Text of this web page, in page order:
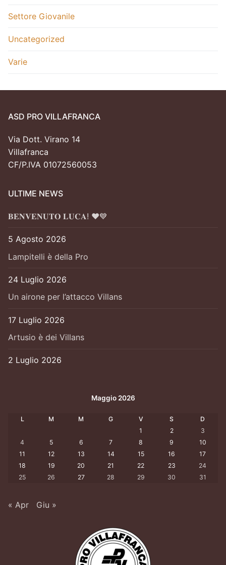
Settore Giovanile
Uncategorized
Varie
ASD PRO VILLAFRANCA
Via Dott. Virano 14
Villafranca
CF/P.IVA 01072560053
ULTIME NEWS
𝐁𝐄𝐍𝐕𝐄𝐍𝐔𝐓𝐎 𝐋𝐔𝐂𝐀! ❤️💙
5 Agosto 2026
Lampitelli è della Pro
24 Luglio 2026
Un airone per l’attacco Villans
17 Luglio 2026
Artusio è dei Villans
2 Luglio 2026
Maggio 2026
L M M G V S
D
1
2
3
4
5 6 7 8 9
10
11
12 13 14 15 16
17
18
19 20 21 22 23
24
25
26 27 28 29 30 31
« Apr Giu »